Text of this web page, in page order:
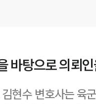
바탕으로 의뢰
현수 변호사는 육